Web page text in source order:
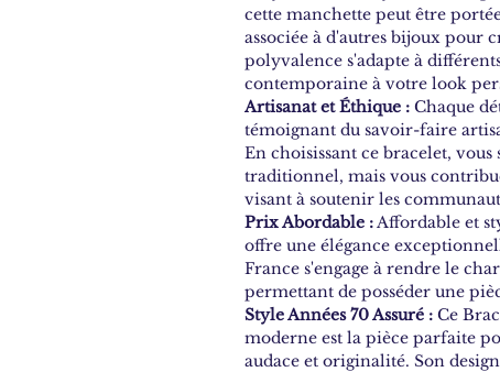
cette manchette peut être
associée à d'autres bijoux pour
polyvalence s'adapte à
contemporaine à votre look
Artisanat et Éthique : Chaque
témoignant du savoir-faire
En choisissant ce bracelet,
traditionnel, mais vous
visant à soutenir les
Prix Abordable :Affordable et
offre une élégance
France s'engage à rendre le
permettant de posséder une
Style Années 70 Assuré : Ce
moderne est la pièce parfaite
audace et originalité. Son